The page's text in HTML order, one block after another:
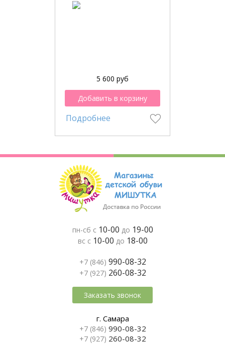
5 600 руб
Добавить в корзину
Подробнее
пн-сб с 10-00 до 19-00
вс с 10-00 до 18-00
+7 (846) 990-08-32
+7 (927) 260-08-32
Заказать звонок
г. Самара
+7 (846) 990-08-32
+7 (927) 260-08-32